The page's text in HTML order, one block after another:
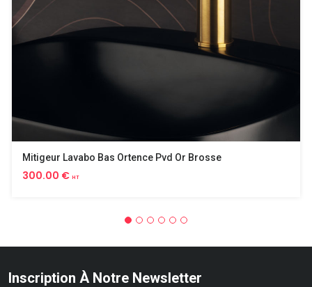
Mitigeur Lavabo Bas Ortence Pvd Or Brosse
300.00 € HT
Inscription À Notre Newsletter